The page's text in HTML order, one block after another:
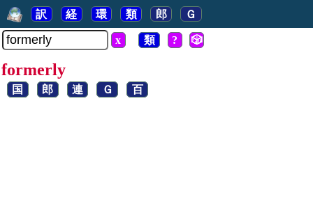
訳 経 環 類 郎 Ｇ
x 類 ? 🎲
formerly
国 郎 連 Ｇ 百